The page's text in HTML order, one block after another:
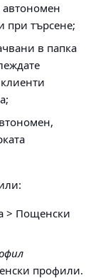
автономен
при търсене;
в папка
> Пощенски
профили.